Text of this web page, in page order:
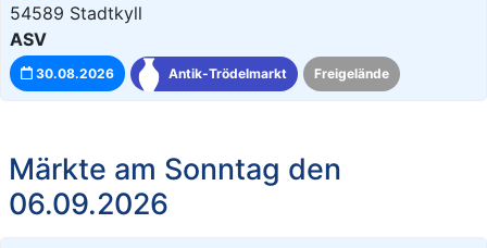
54589 Stadtkyll
ASV
30.08.2026 Antik-Trödelmarkt Freigelände
Märkte am Sonntag den
06.09.2026